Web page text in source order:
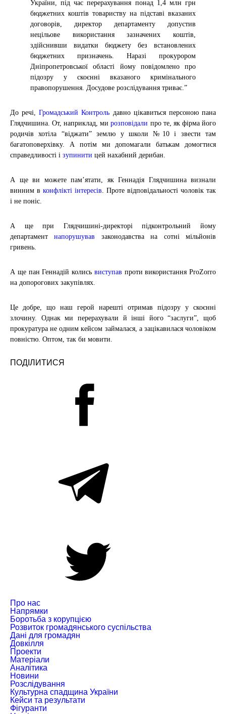
України, під час перерахування понад 1,4 млн грн
бюджетних коштів товариству на підставі вказаних
договорів, директор департаменту допустив
нецільове використання зазначених коштів,
здійснивши видатки бюджету без встановлених
бюджетних призначень. Наразі прокурором
Дніпропетровської області йому повідомлено про
підозру у скоєнні вказаного кримінального
правопорушення. Досудове розслідування триває.”
До речі,Громадський Контроль давно цікавиться персоною пана
Глядчишина. От, наприклад, мирозповідали про те, як фірма його
родичів хотіла “віджати” землю у школи №10 і звести там
багатоповерхівку. А потім ми допомагали батькам домогтися
справедливості і зупинити цей нахабний дерибан.
А ще ви можете пам’ятати, як Геннадія Глядчишина визнали
винним в конфлікті інтересів. Проте відповідальності чоловік так
і не поніс.
А ще при Глядчишині-директорі підконтрольний йому
департаментнапорушував законодавства на сотні мільйонів
гривень.
А ще пан Геннадій колись виступав проти використання ProZorro
на допорогових закупівлях.
Це добре, що наш герой нарешті отримав підозру у скоєнні
злочину. Однак ми перерахували й інші його “заслуги”, щоб
прокуратура не одним кейсом займалася, а зацікавилася чоловіком
повністю. Оптом, так би мовити.
ПОДІЛИТИСЯ
Про нас
Напрямки
Боротьба з корупцією
Розвиток громадянського суспільства
Дані для громадян
Довкілля
Проекти
Матеріали
Аналітика
Новини
Розслідування
Культурна спадщина України
Кейси та результати
Фігуранти